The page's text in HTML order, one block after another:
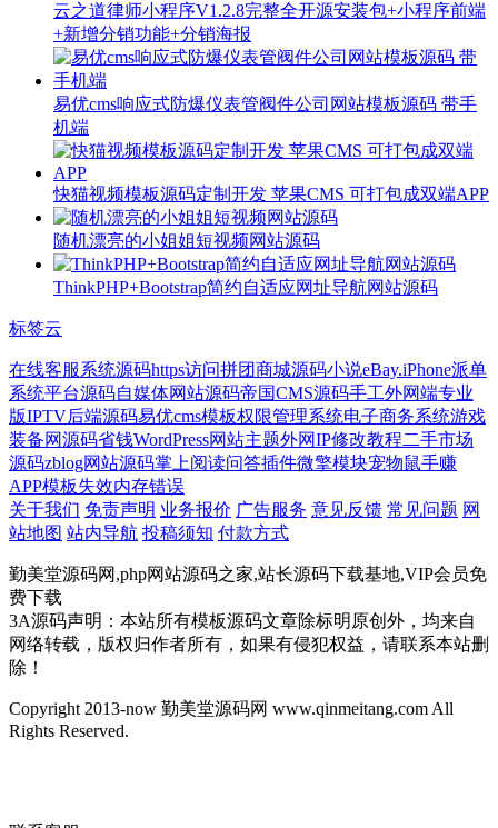
云之道律师小程序V1.2.8完整全开源安装包+小程序前端
+新增分销功能+分销海报
易优cms响应式防爆仪表管阀件公司网站模板源码 带手
机端
快猫视频模板源码定制开发 苹果CMS 可打包成双端APP
随机漂亮的小姐姐短视频网站源码
ThinkPHP+Bootstrap简约自适应网址导航网站源码
标签云
在线客服系统源码https访问拼团商城源码小说eBay.iPhone派单
系统平台源码自媒体网站源码帝国CMS源码手工外网端专业
版IPTV后端源码易优cms模板权限管理系统电子商务系统游戏
装备网源码省钱WordPress网站主题外网IP修改教程二手市场
源码zblog网站源码掌上阅读问答插件微擎模块宠物鼠手赚
APP模板失效内存错误
关于我们 免责声明 业务报价 广告服务 意见反馈 常见问题 网
站地图 站内导航 投稿须知 付款方式
勤美堂源码网,php网站源码之家,站长源码下载基地,VIP会员免
费下载
3A源码声明：本站所有模板源码文章除标明原创外，均来自
网络转载，版权归作者所有，如果有侵犯权益，请联系本站删
除！
Copyright 2013-now 勤美堂源码网 www.qinmeitang.com All
Rights Reserved.